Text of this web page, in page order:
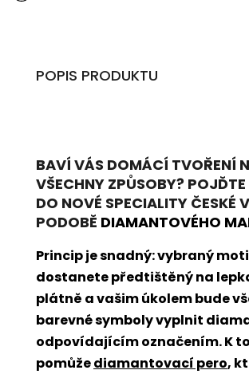
POPIS PRODUKTU
BAVÍ VÁS DOMÁCÍ TVOŘENÍ
VŠECHNY ZPŮSOBY? POJĎTE
DO NOVÉ SPECIALITY ČESKÉ
PODOBĚ DIAMANTOVÉHO
Princip je snadný: vybraný
dostanete předtištěný na
plátně a vašim úkolem bude
barevné symboly vyplnit
odpovídajícím označením. K
pomůžediamantovací pero,